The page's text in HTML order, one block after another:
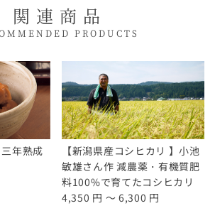
関連商品
PRODUCTS
年熟成
【新潟県産コシヒカリ 】小池
敏雄さん作 減農薬・有機質肥
料100%で育てたコシヒカリ
4,350 円 ～ 6,300 円